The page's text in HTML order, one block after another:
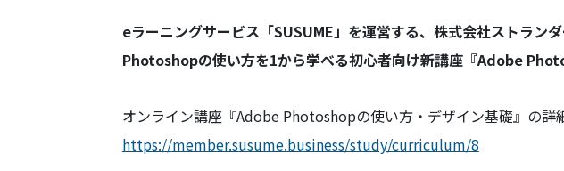
eラーニングサービス「SUSUME」を運営する、株式会社ストラ
Photoshopの使い方を1から学べる初心者向け新講座『Adobe
オンライン講座『Adobe Photoshopの使い方・デザイン基礎』の詳
https://member.susume.business/study/curriculum/8